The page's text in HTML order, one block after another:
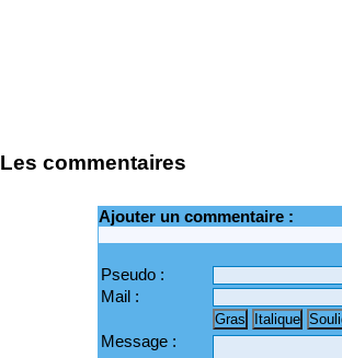
Les commentaires
Ajouter un commentaire :
Pseudo :
Mail :
Message :